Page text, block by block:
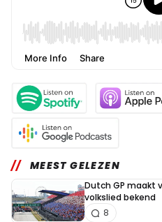
MEEST GELEZEN
Dutch GP maakt
volkslied bekend
8